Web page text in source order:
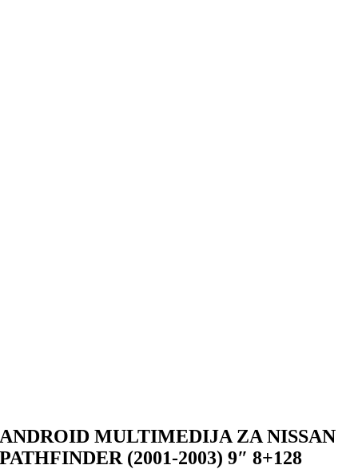
ANDROID MULTIMEDIJA ZA NISSAN
PATHFINDER (2001-2003) 9″ 8+128